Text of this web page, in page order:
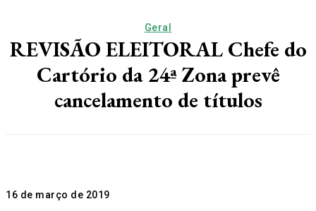
Geral
REVISÃO ELEITORAL Chefe do
Cartório da 24ª Zona prevê
cancelamento de títulos
16 de março de 2019